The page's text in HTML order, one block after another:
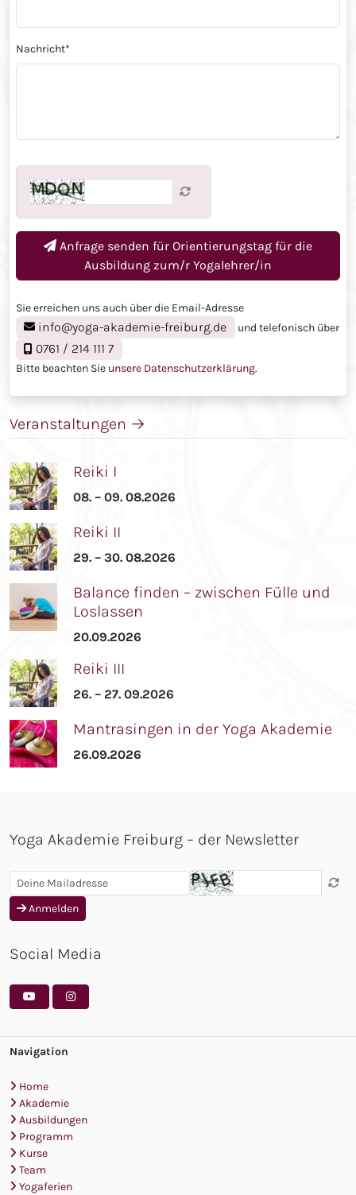
Nachricht*
Anfrage senden für Orientierungstag für die
Ausbildung zum/r Yogalehrer/in
Sie erreichen uns auch über die Email-Adresse
info@yoga-akademie-freiburg.de und telefonisch über
0761 / 214 111 7
Bitte beachten Sie unsere Datenschutzerklärung.
Veranstaltungen →
Reiki I
08. – 09. 08.2026
Reiki II
29. – 30. 08.2026
Balance finden – zwischen Fülle und
Loslassen
20.09.2026
Reiki III
26. – 27. 09.2026
Mantrasingen in der Yoga Akademie
26.09.2026
Yoga Akademie Freiburg – der Newsletter
Anmelden
Social Media
Navigation
Home
Akademie
Ausbildungen
Programm
Kurse
Team
Yogaferien